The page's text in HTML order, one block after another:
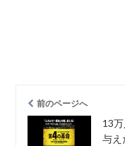
前のページへ
13
与